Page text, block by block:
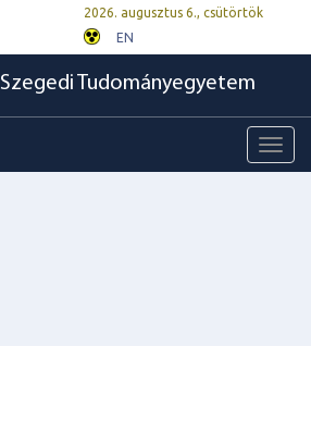
2026. augusztus 6., csütörtök
EN
Szegedi Tudományegyetem